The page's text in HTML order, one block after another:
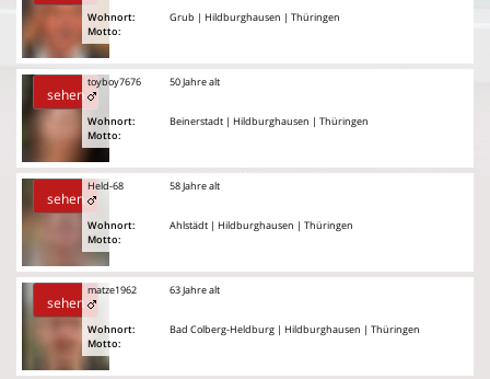
Wohnort:
Motto:
Grub | Hildburghausen | Thüringen
sehen
toyboy7676
Wohnort:
Motto:
50 Jahre alt
Beinerstadt | Hildburghausen | Thüringen
sehen
Held-68
Wohnort:
Motto:
58 Jahre alt
Ahlstädt | Hildburghausen | Thüringen
sehen
matze1962
Wohnort:
Motto:
63 Jahre alt
Bad Colberg-Heldburg | Hildburghausen | Thüringen